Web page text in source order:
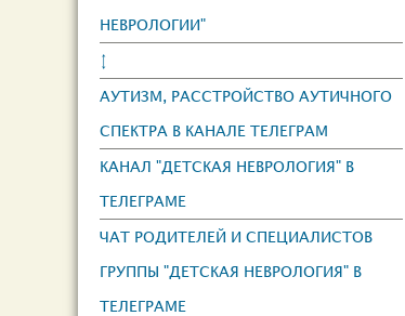
НЕВРОЛОГИИ"
↕
АУТИЗМ, РАССТРОЙСТВО АУТИЧНОГО
СПЕКТРА В КАНАЛЕ ТЕЛЕГРАМ
КАНАЛ "ДЕТСКАЯ НЕВРОЛОГИЯ" В
ТЕЛЕГРАМЕ
ЧАТ РОДИТЕЛЕЙ И СПЕЦИАЛИСТОВ
ГРУППЫ "ДЕТСКАЯ НЕВРОЛОГИЯ" В
ТЕЛЕГРАМЕ